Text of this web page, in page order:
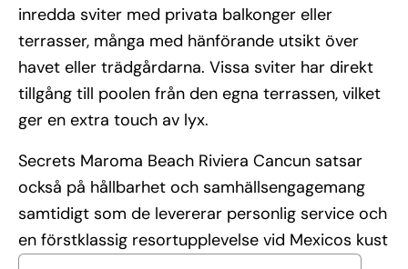
inredda sviter med privata balkonger eller
terrasser, många med hänförande utsikt över
havet eller trädgårdarna. Vissa sviter har direkt
tillgång till poolen från den egna terrassen, vilket
ger en extra touch av lyx.
Secrets Maroma Beach Riviera Cancun satsar
också på hållbarhet och samhällsengagemang
samtidigt som de levererar personlig service och
en förstklassig resortupplevelse vid Mexicos kust